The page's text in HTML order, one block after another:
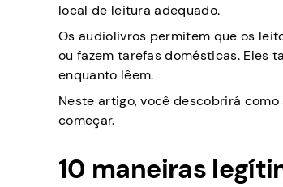
local de leitura adequado.
Os audiolivros permitem que os
ou fazem tarefas domésticas. Eles
enquanto lêem.
Neste artigo, você descobrirá
começar.
10 maneiras